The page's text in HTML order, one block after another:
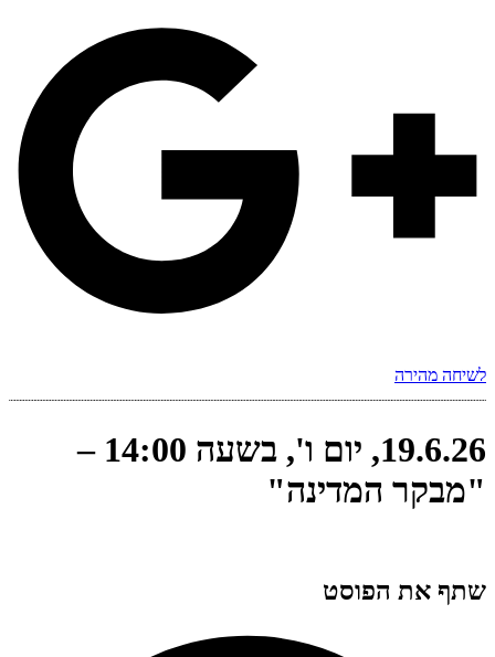
לשיחה מהירה
19.6.26, יום ו', בשעה 14:00 –
"מבקר המדינה"
שתף את הפוסט